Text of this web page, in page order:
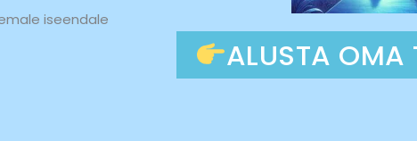
iseendale
ALUSTA OMA